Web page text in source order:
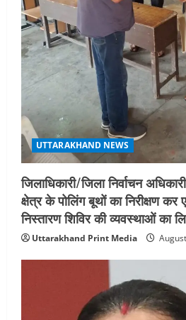
UTTARAKHAND NEWS
जिलाधिकारी/जिला निर्वाचन
क्षेत्र के पोलिंग बूथों का निरीक्षण
निस्तारण शिविर की व्यवस्थाओं का
Uttarakhand Print Media